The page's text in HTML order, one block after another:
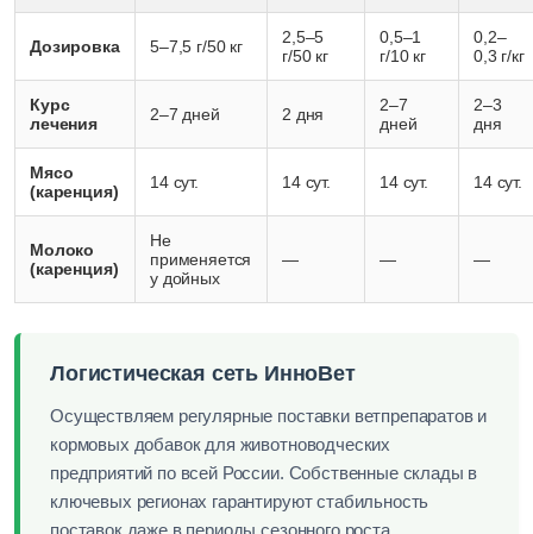
Дозировка 5–7,5 г/50 кг
2,5–5
г/50 кг
0,5–1
г/10 кг
0,2–
0,3 г/кг
Курс
лечения
2–7 дней 2 дня
2–7
дней
2–3
дня
Мясо
(каренция)
14 сут. 14 сут. 14 сут. 14 сут.
Молоко
(каренция)
Не
применяется
у дойных
— — —
Логистическая сеть ИнноВет
Осуществляем регулярные поставки ветпрепаратов и
кормовых добавок для животноводческих
предприятий по всей России. Собственные склады в
ключевых регионах гарантируют стабильность